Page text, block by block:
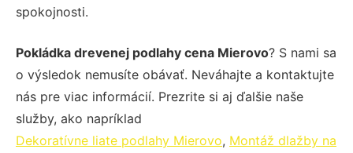
spokojnosti.
Pokládka drevenej podlahy cena Mierovo? S nami sa
o výsledok nemusíte obávať. Neváhajte a kontaktujte
nás pre viac informácií. Prezrite si aj ďalšie naše
služby, ako napríklad
Dekoratívne liate podlahy Mierovo, Montáž dlažby na